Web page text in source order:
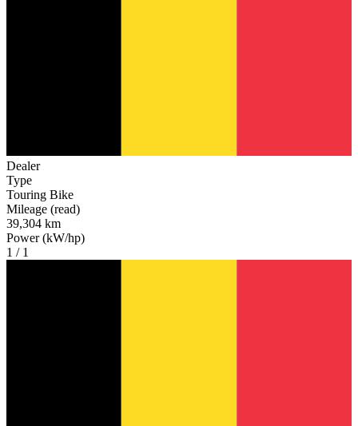
Dealer
Type
Touring Bike
Mileage (read)
39,304 km
Power (kW/hp)
1 / 1